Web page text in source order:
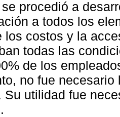
procedió a
a todos los
los costos y la
todas las
de los
no fue
Su utilidad fue